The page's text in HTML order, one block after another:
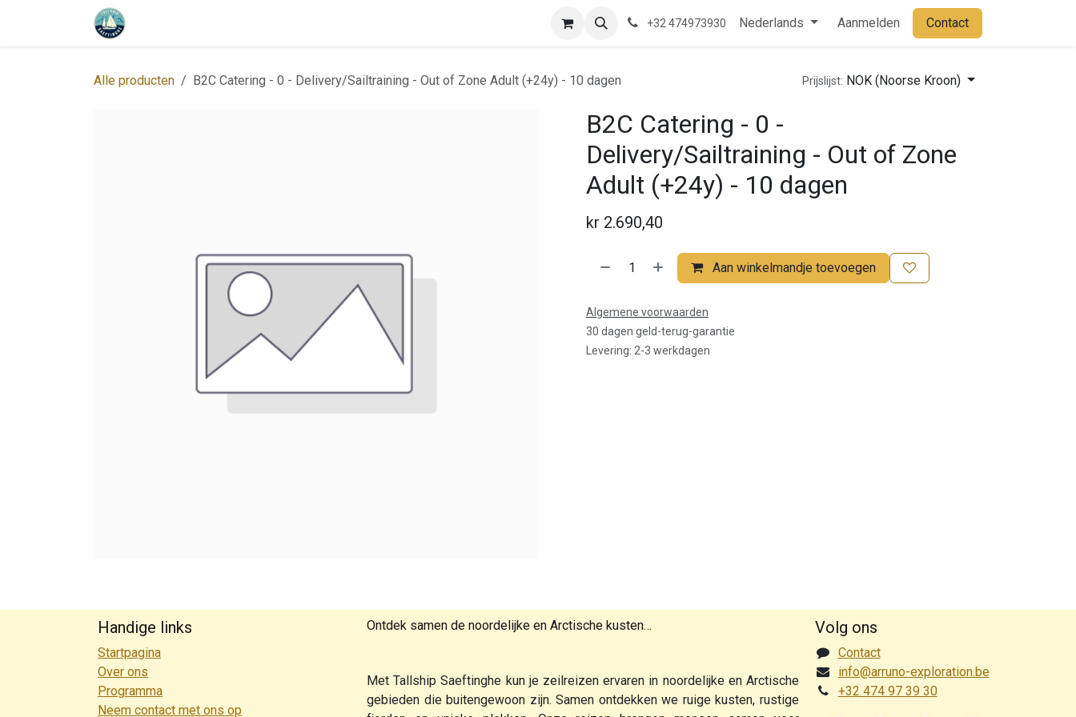
Overslaan naar inhoud
Praktische Informatie Blog Contact
+32 474973930 Nederlands Aanmelden Contact
Alle producten B2C Catering - 0 - Delivery/Sailtraining - Out of Zone Adult (+24y) - 10 dagen Prijslijst: NOK (Noorse Kroon)
B2C Catering - 0 -
Delivery/Sailtraining - Out of Zone
Adult (+24y) - 10 dagen
kr 2.690,40
Aan winkelmandje toevoegen
Algemene voorwaarden
30 dagen geld-terug-garantie
Levering: 2-3 werkdagen
Volg ons
Contact
info@arruno-exploration.be
+32 474 97 39 30
Ontdek samen de noordelijke en Arctische kusten…
Met Tallship Saeftinghe kun je zeilreizen ervaren in noordelijke en Arctische
gebieden die buitengewoon zijn. Samen ontdekken we ruige kusten, rustige
Handige links
Startpagina
Over ons
Programma
Neem contact met ons op